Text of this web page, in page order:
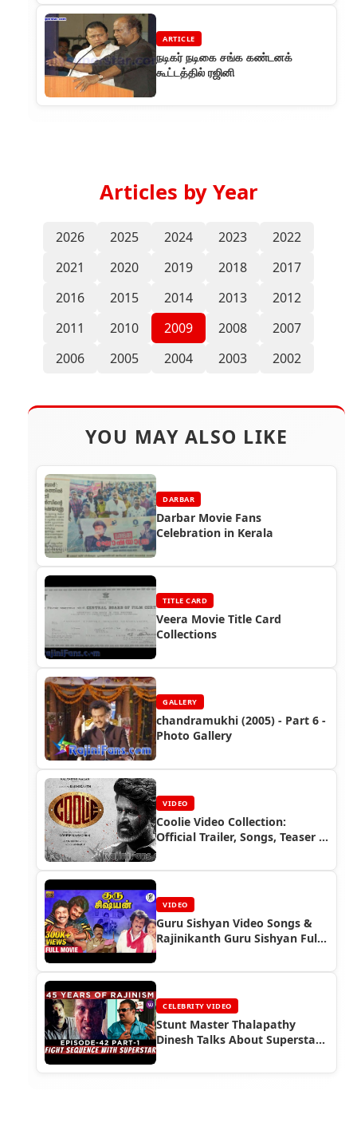
ARTICLE
நடிகர் நடிகை சங்க கண்டனக்
கூட்டத்தில் ரஜினி
Articles by Year
2026 2025 2024 2023
2022
2021
2020 2019 2018
2017
2016
2015 2014 2013
2012
2011
2010 2009 2008
2007
2006
2005 2004 2003 2002
YOU MAY ALSO LIKE
DARBAR
Darbar Movie Fans
Celebration in Kerala
TITLE CARD
Veera Movie Title Card
Collections
GALLERY
chandramukhi (2005) - Part 6 -
Photo Gallery
VIDEO
Coolie Video Collection:
Official Trailer, Songs, Teaser &
Rajinikanth | Rajinifans.com
VIDEO
Guru Sishyan Video Songs &
Rajinikanth Guru Sishyan Full
CELEBRITY VIDEO
Stunt Master Thalapathy
Dinesh Talks About Superstar